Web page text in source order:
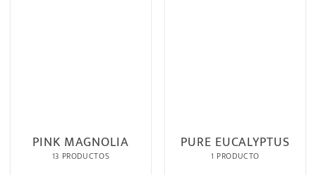
PINK MAGNOLIA
13 PRODUCTOS
PURE EUCALYPTUS
1 PRODUCTO